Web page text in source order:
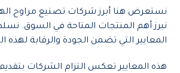
نستعرض هنا أبرز شركات تصنيع مراوح
نبرز أهم المنتجات المتاحة في السوق.
المعايير التي تضمن الجودة والرقابة لهذه
هذه المعايير تعكس التزام الشركات